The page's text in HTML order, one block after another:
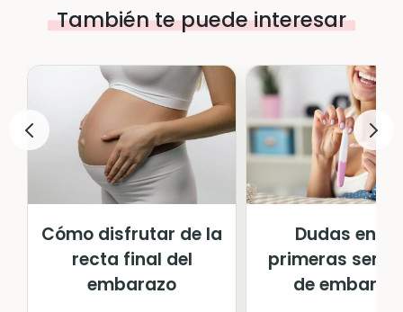
También te puede interesar
Cómo disfrutar de la
recta final del
embarazo
Dudas en
primeras
de